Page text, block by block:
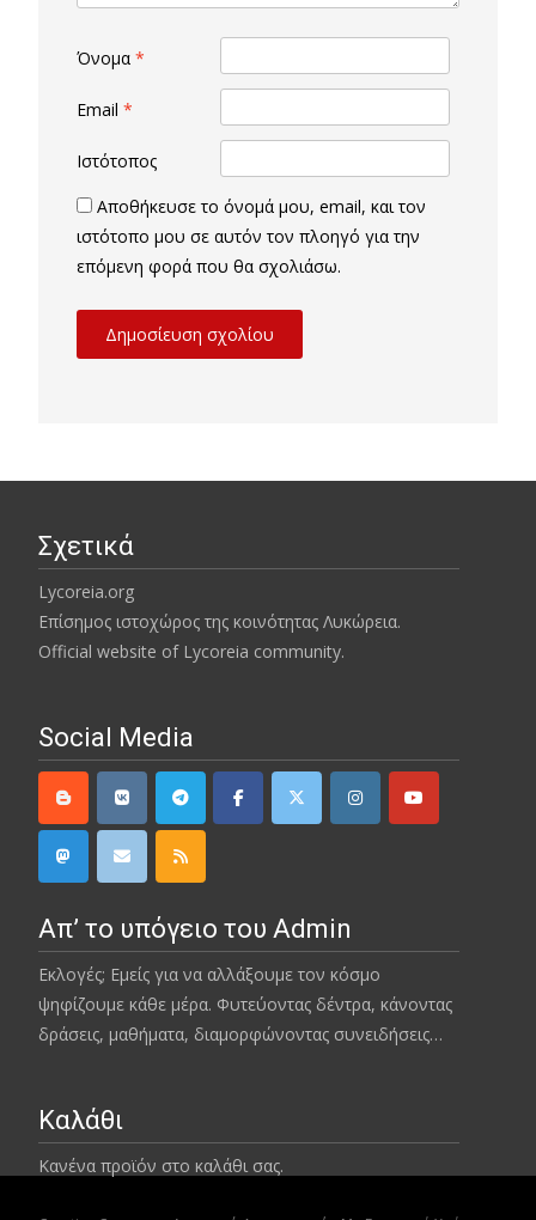
Όνομα *
Email *
Ιστότοπος
Αποθήκευσε το όνομά μου, email, και τον
ιστότοπο μου σε αυτόν τον πλοηγό για την
επόμενη φορά που θα σχολιάσω.
Σχετικά
Lycoreia.org
Επίσημος ιστοχώρος της κοινότητας Λυκώρεια.
Official website of Lycoreia community.
Social Media
Απ’ το υπόγειο του Admin
Εκλογές; Εμείς για να αλλάξουμε τον κόσμο
ψηφίζουμε κάθε μέρα. Φυτεύοντας δέντρα, κάνοντας
δράσεις, μαθήματα, διαμορφώνοντας συνειδήσεις…
Καλάθι
Κανένα προϊόν στο καλάθι σας.